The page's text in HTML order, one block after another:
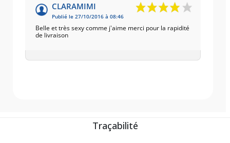
CLARAMIMI
Publié le 27/10/2016 à 08:46
Belle et très sexy comme j'aime merci pour la rapidité
de livraison
Traçabilité